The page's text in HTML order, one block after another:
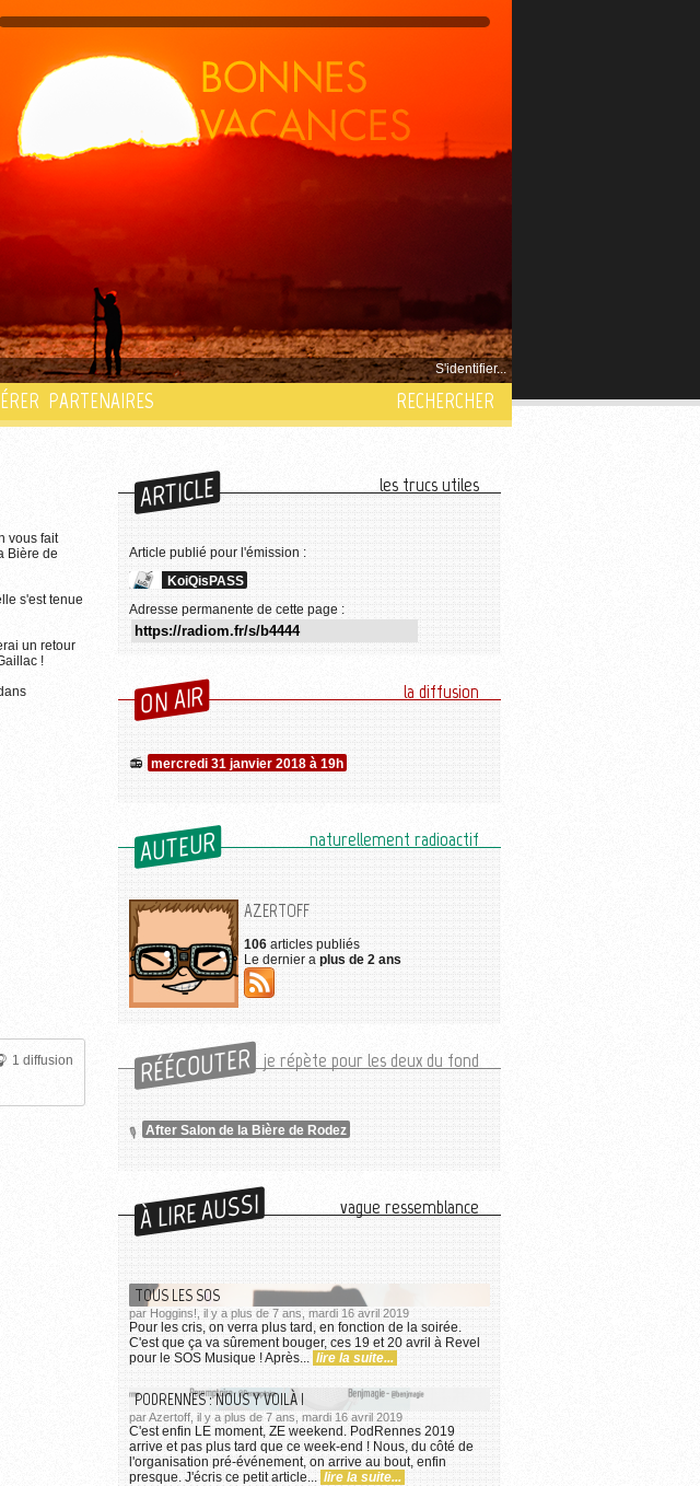
S'identifier...
PARTENAIRES RECHERCHER
vous fait
Bière de
s'est tenue
un retour
!
1 diffusion
ARTICLE les trucs utiles
Article publié pour l'émission :
KoiQisPASS
Adresse permanente de cette page :
ON AIR la diffusion
mercredi 31 janvier 2018 à 19h
AUTEUR naturellement radioactif
AZERTOFF
106 articles publiés
Le dernier a plus de 2 ans
RÉÉCOUTER je répète pour les deux du fond
After Salon de la Bière de Rodez
À LIRE AUSSI vague ressemblance
TOUS LES SOS
par Hoggins!, il y a plus de 7 ans, mardi 16 avril 2019
Pour les cris, on verra plus tard, en fonction de la soirée.
C'est que ça va sûrement bouger, ces 19 et 20 avril à Revel
pour le SOS Musique ! Après... lire la suite...
PODRENNES : NOUS Y VOILÀ !
par Azertoff, il y a plus de 7 ans, mardi 16 avril 2019
C'est enfin LE moment, ZE weekend. PodRennes 2019
arrive et pas plus tard que ce week-end ! Nous, du côté de
l'organisation pré-événement, on arrive au bout, enfin
presque. J'écris ce petit article... lire la suite...